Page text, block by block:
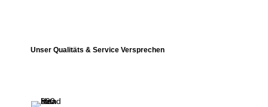
Unser Qualitäts & Service Versprechen